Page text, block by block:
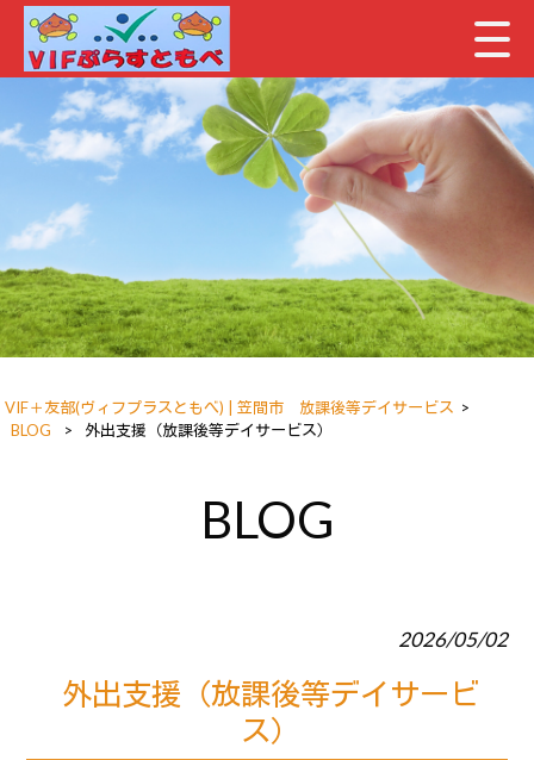
VIF＋友部(ヴィフプラスともべ) | 笠間市 放課後等デイサービス >
BLOG
> 外出支援（放課後等デイサービス）
BLOG
2026/05/02
外出支援（放課後等デイサービ
ス）